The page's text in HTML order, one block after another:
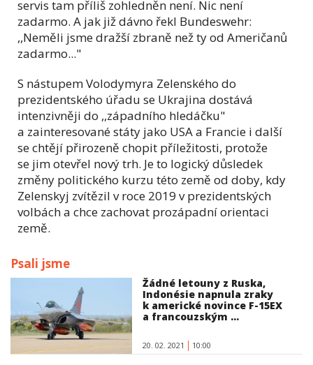
servis tam příliš zohledněn není. Nic není
zadarmo. A jak již dávno řekl Bundeswehr:
,,Neměli jsme dražší zbraně než ty od Američanů
zadarmo..."
S nástupem Volodymyra Zelenského do
prezidentského úřadu se Ukrajina dostává
intenzivněji do ,,západního hledáčku"
a zainteresované státy jako USA a Francie i další
se chtějí přirozeně chopit příležitosti, protože
se jim otevřel nový trh. Je to logický důsledek
změny politického kurzu této země od doby, kdy
Zelenskyj zvítězil v roce 2019 v prezidentských
volbách a chce zachovat prozápadní orientaci
země.
Psali jsme
Žádné letouny z Ruska,
Indonésie napnula zraky
k americké novince F-15EX
a francouzským ...
20. 02. 2021 10:00